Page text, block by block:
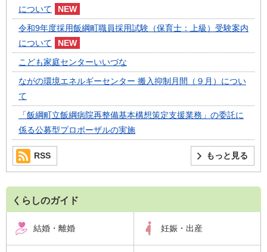
について
令和9年度採用飯綱町職員採用試験（保育士：上級）受験案内
について
こども家庭センターいいづな
ながの環境エネルギーセンター 搬入抑制月間（９月）につい
て
「飯綱町立飯綱病院再整備基本構想策定支援業務」の委託に
係る公募型プロポーザルの実施
もっと見る
RSS
くらしのガイド
結婚・離婚 妊娠・出産